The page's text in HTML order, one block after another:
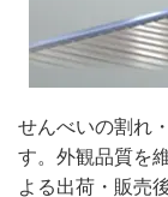
せんべいの割れ
す。外観品質を
よる出荷・販売